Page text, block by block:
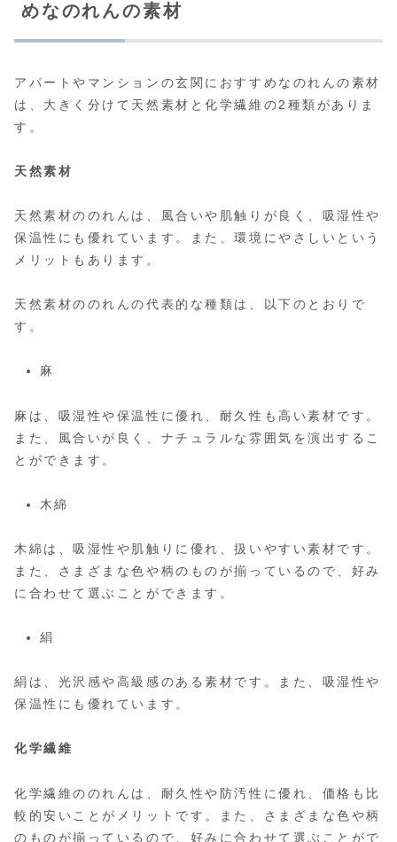
めなのれんの素材
アパートやマンションの玄関におすすめなのれんの素材
は、大きく分けて天然素材と化学繊維の2種類がありま
す。
天然素材
天然素材ののれんは、風合いや肌触りが良く、吸湿性や
保温性にも優れています。また、環境にやさしいという
メリットもあります。
天然素材ののれんの代表的な種類は、以下のとおりで
す。
麻
麻は、吸湿性や保温性に優れ、耐久性も高い素材です。
また、風合いが良く、ナチュラルな雰囲気を演出するこ
とができます。
木綿
木綿は、吸湿性や肌触りに優れ、扱いやすい素材です。
また、さまざまな色や柄のものが揃っているので、好み
に合わせて選ぶことができます。
絹
絹は、光沢感や高級感のある素材です。また、吸湿性や
保温性にも優れています。
化学繊維
化学繊維ののれんは、耐久性や防汚性に優れ、価格も比
較的安いことがメリットです。また、さまざまな色や柄
のものが揃っているので、好みに合わせて選ぶことがで